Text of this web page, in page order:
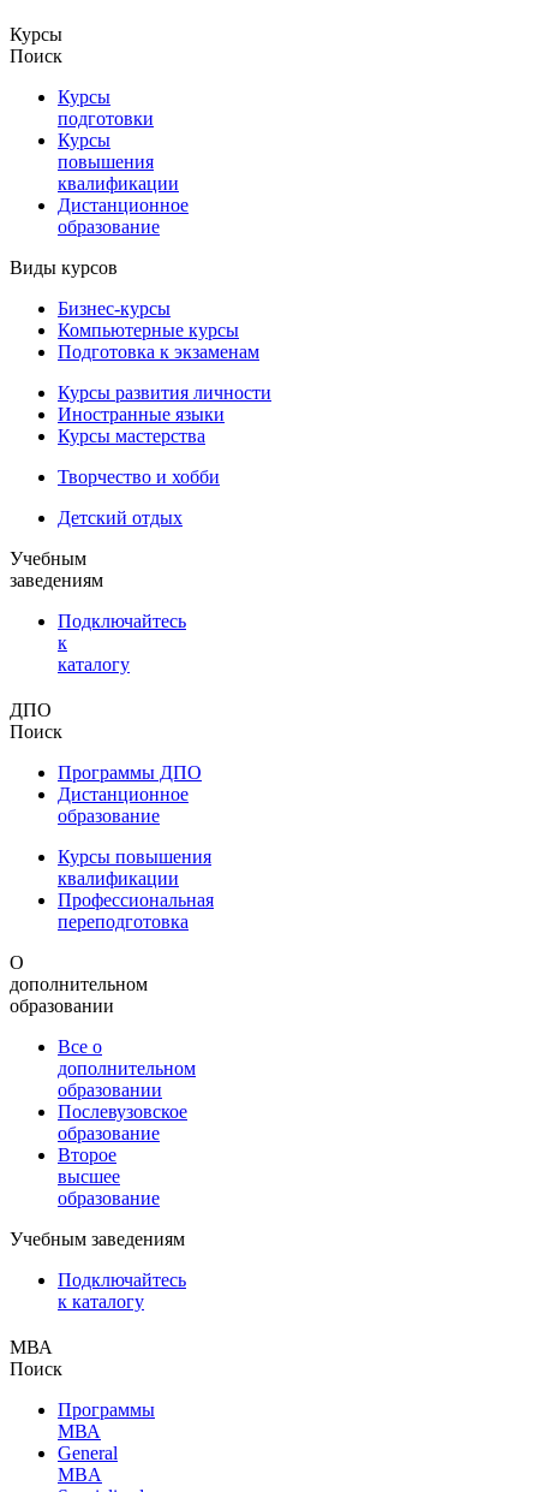
Курсы
Поиск
Курсы
подготовки
Курсы
повышения
квалификации
Дистанционное
образование
Виды курсов
Бизнес-курсы
Компьютерные курсы
Подготовка к экзаменам
Курсы развития личности
Иностранные языки
Курсы мастерства
Творчество и хобби
Детский отдых
Учебным
заведениям
Подключайтесь
к
каталогу
ДПО
Поиск
Программы ДПО
Дистанционное
образование
Курсы повышения
квалификации
Профессиональная
переподготовка
О
дополнительном
образовании
Все о
дополнительном
образовании
Послевузовское
образование
Второе
высшее
образование
Учебным заведениям
Подключайтесь
к каталогу
МВА
Поиск
Программы
МВА
General
MBA